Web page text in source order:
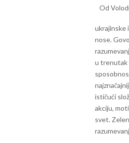
ukrajinske
nose.
u trenutak
ističući
akciju,
svet.